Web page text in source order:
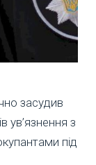
засудив
ув’язнення з
під